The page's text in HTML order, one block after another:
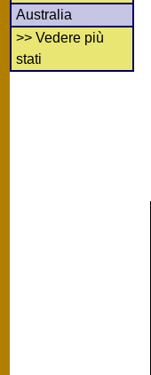
Australia
>> Vedere più
stati